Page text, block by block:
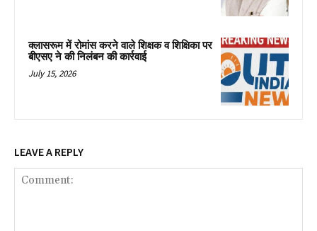
क्लासरूम में रोमांस करने वाले शिक्षक व शिक्षिका पर
बीएसए ने की निलंबन की कार्रवाई
July 15, 2026
LEAVE A REPLY